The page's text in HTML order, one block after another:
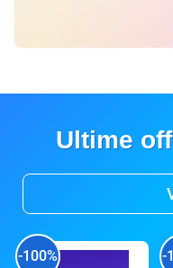
Ultime
-100% -